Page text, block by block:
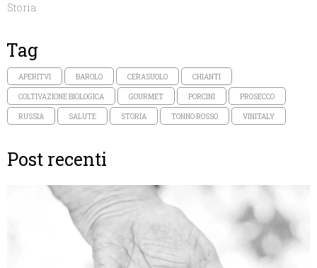
Storia
Tag
APERITVI BAROLO CERASUOLO CHIANTI
COLTIVAZIONE BIOLOGICA GOURMET PORCINI PROSECCO
RUSSIA SALUTE STORIA TONNO ROSSO VINITALY
Post recenti